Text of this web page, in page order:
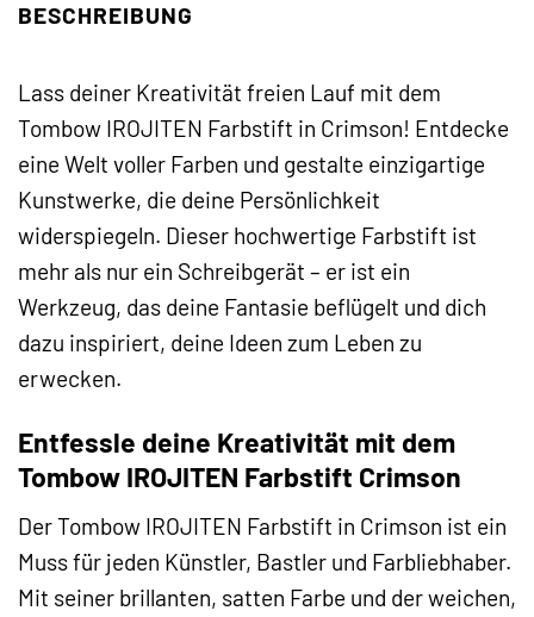
BESCHREIBUNG
Lass deiner Kreativität freien Lauf mit dem
Tombow IROJITEN Farbstift in Crimson! Entdecke
eine Welt voller Farben und gestalte einzigartige
Kunstwerke, die deine Persönlichkeit
widerspiegeln. Dieser hochwertige Farbstift ist
mehr als nur ein Schreibgerät – er ist ein
Werkzeug, das deine Fantasie beflügelt und dich
dazu inspiriert, deine Ideen zum Leben zu
erwecken.
Entfessle deine Kreativität mit dem
Tombow IROJITEN Farbstift Crimson
Der Tombow IROJITEN Farbstift in Crimson ist ein
Muss für jeden Künstler, Bastler und Farbliebhaber.
Mit seiner brillanten, satten Farbe und der weichen,